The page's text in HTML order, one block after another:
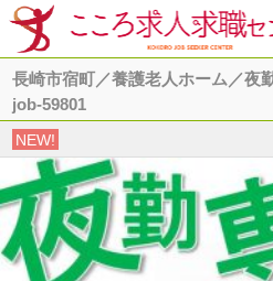
長崎市宿町／養護老人ホーム／夜
job-59801
NEW!